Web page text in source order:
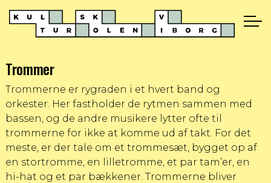
Trommer
Trommerne er rygraden i et hvert band og
orkester. Her fastholder de rytmen sammen med
bassen, og de andre musikere lytter ofte til
trommerne for ikke at komme ud af takt. For det
meste, er der tale om et trommesæt, bygget op af
en stortromme, en lilletromme, et par tam’er, en
hi-hat og et par bækkener. Trommerne bliver